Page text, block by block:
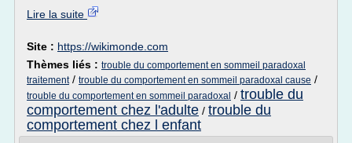
Lire la suite
Site : https://wikimonde.com
Thèmes liés : trouble du comportement en sommeil paradoxal
traitement/ trouble du comportement en sommeil paradoxal cause /
trouble du comportement en sommeil paradoxal / trouble du
comportement chez l'adulte / trouble du
comportement chez l enfant